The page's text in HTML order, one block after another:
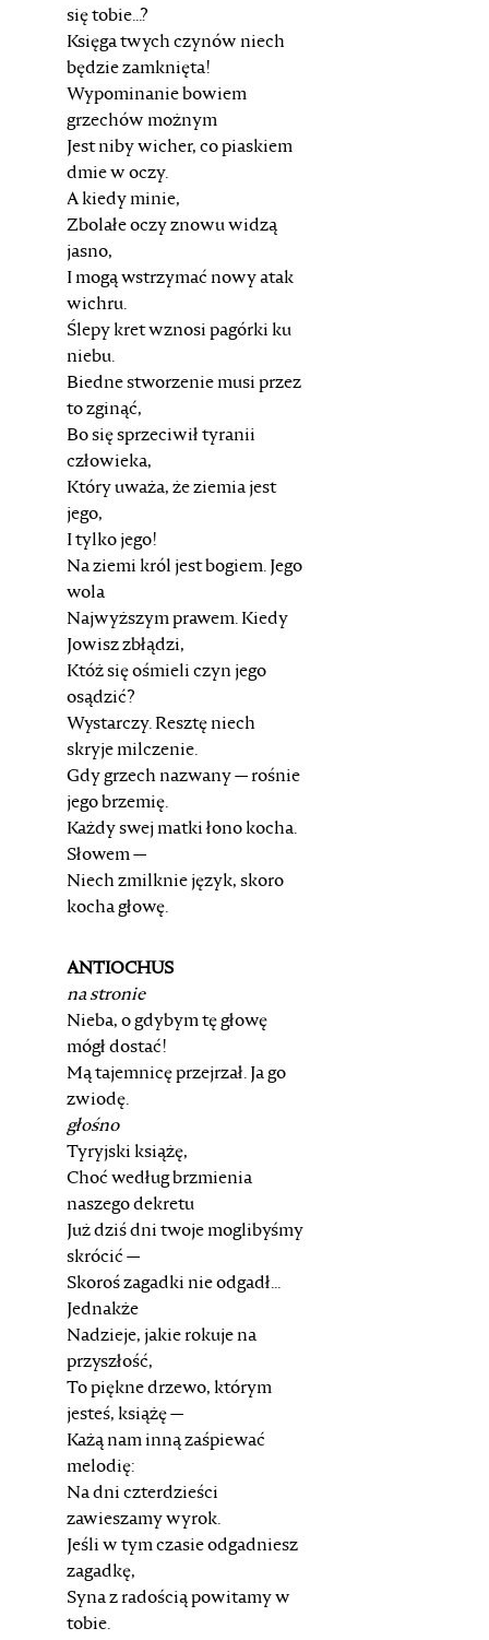
się tobie...?
Księga twych czynów niech
będzie zamknięta!
Wypominanie bowiem
grzechów możnym
Jest niby wicher, co piaskiem
dmie w oczy.
A kiedy minie,
Zbolałe oczy znowu widzą
jasno,
I mogą wstrzymać nowy atak
wichru.
Ślepy kret wznosi pagórki ku
niebu.
Biedne stworzenie musi przez
to zginąć,
Bo się sprzeciwił tyranii
człowieka,
Który uważa, że ziemia jest
jego,
I tylko jego!
Na ziemi król jest bogiem. Jego
wola
Najwyższym prawem. Kiedy
Jowisz zbłądzi,
Któż się ośmieli czyn jego
osądzić?
Wystarczy. Resztę niech
skryje milczenie.
Gdy grzech nazwany — rośnie
jego brzemię.
Każdy swej matki łono kocha.
Słowem —
Niech zmilknie język, skoro
kocha głowę.
ANTIOCHUS
na stronie
Nieba, o gdybym tę głowę
mógł dostać!
Mą tajemnicę przejrzał. Ja go
zwiodę.
głośno
Tyryjski książę,
Choć według brzmienia
naszego dekretu
Już dziś dni twoje moglibyśmy
skrócić —
Skoroś zagadki nie odgadł...
Jednakże
Nadzieje, jakie rokuje na
przyszłość,
To piękne drzewo, którym
jesteś, książę —
Każą nam inną zaśpiewać
melodię:
Na dni czterdzieści
zawieszamy wyrok.
Jeśli w tym czasie odgadniesz
zagadkę,
Syna z radością powitamy w
tobie.